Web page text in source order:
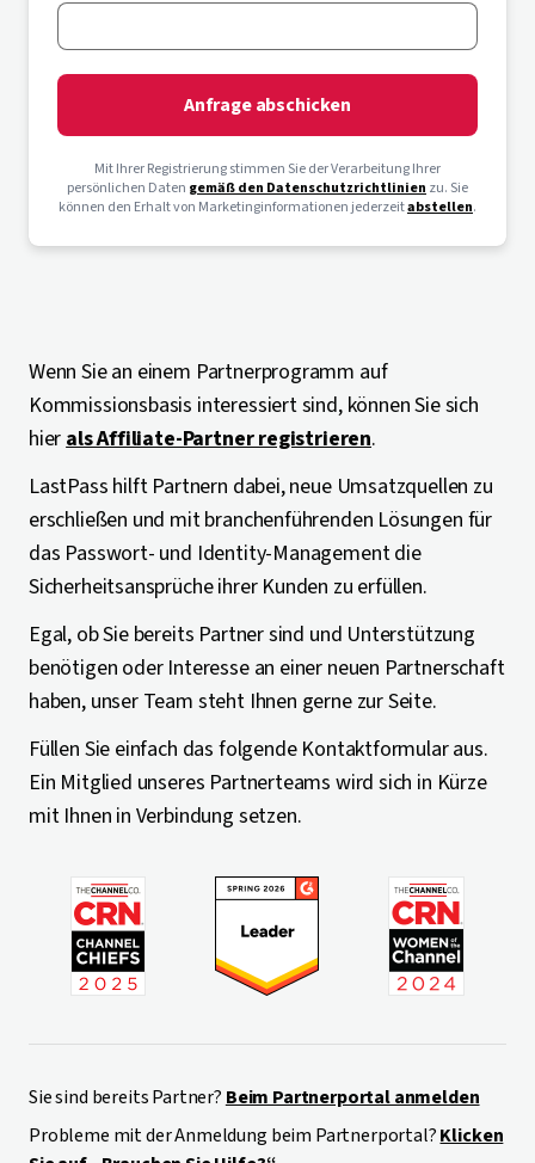
Anfrage abschicken
Mit Ihrer Registrierung stimmen Sie der Verarbeitung Ihrer
persönlichen Daten gemäß den Datenschutzrichtlinien zu. Sie
können den Erhalt von Marketinginformationen jederzeitabstellen.
Wenn Sie an einem Partnerprogramm auf
Kommissionsbasis interessiert sind, können Sie sich
hierals Affiliate-Partner registrieren.
LastPass hilft Partnern dabei, neue Umsatzquellen zu
erschließen und mit branchenführenden Lösungen für
das Passwort- und Identity-Management die
Sicherheitsansprüche ihrer Kunden zu erfüllen.
Egal, ob Sie bereits Partner sind und Unterstützung
benötigen oder Interesse an einer neuen Partnerschaft
haben, unser Team steht Ihnen gerne zur Seite.
Füllen Sie einfach das folgende Kontaktformular aus.
Ein Mitglied unseres Partnerteams wird sich in Kürze
mit Ihnen in Verbindung setzen.
Sie sind bereits Partner? Beim Partnerportal anmelden
Probleme mit der Anmeldung beim Partnerportal?Klicken